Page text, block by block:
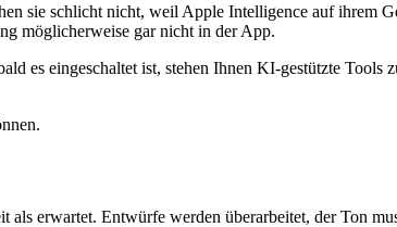
sie schlicht nicht, weil Apple Intelligence auf ihrem
möglicherweise gar nicht in der App.
es eingeschaltet ist, stehen Ihnen KI-gestützte Tools
erwartet. Entwürfe werden überarbeitet, der Ton